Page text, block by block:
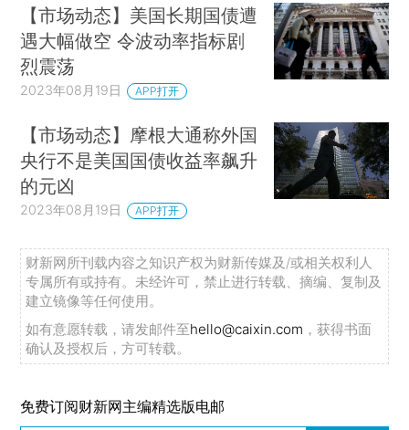
【市场动态】美国长期国债遭
遇大幅做空 令波动率指标剧
烈震荡
2023年08月19日 APP打开
【市场动态】摩根大通称外国
央行不是美国国债收益率飙升
的元凶
2023年08月19日 APP打开
财新网所刊载内容之知识产权为财新传媒及/或相关权利人
专属所有或持有。未经许可，禁止进行转载、摘编、复制及
建立镜像等任何使用。
如有意愿转载，请发邮件至hello@caixin.com ，获得书面
确认及授权后，方可转载。
免费订阅财新网主编精选版电邮